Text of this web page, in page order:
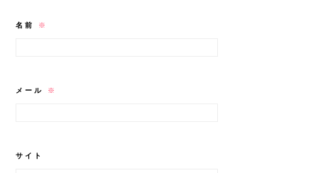
名前 ※
メール ※
サイト